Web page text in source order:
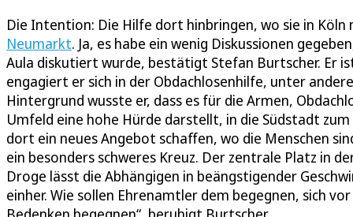
Die Intention: Die Hilfe dort hinbringen, wo sie in
Neumarkt. Ja, es habe ein wenig Diskussionen
Aula diskutiert wurde, bestätigt Stefan Burtscher. Er
engagiert er sich in der Obdachlosenhilfe, unter
Hintergrund wusste er, dass es für die Armen,
Umfeld eine hohe Hürde darstellt, in die Südstadt
dort ein neues Angebot schaffen, wo die Menschen
ein besonders schweres Kreuz. Der zentrale Platz in
Droge lässt die Abhängigen in beängstigender
einher. Wie sollen Ehrenamtler dem begegnen, sich